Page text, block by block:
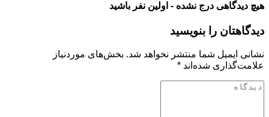
هیچ دیدگاهی درج نشده - اولین نفر باشید
دیدگاهتان را بنویسید
نشانی ایمیل شما منتشر نخواهد شد. بخش‌های موردنیاز
علامت‌گذاری شده‌اند *